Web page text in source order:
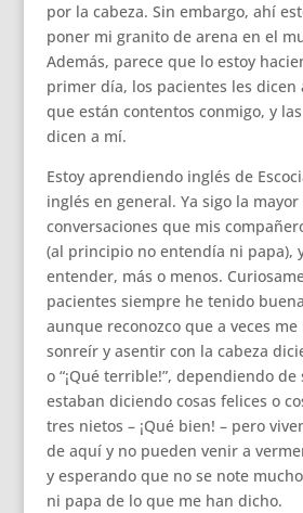
por la cabeza. Sin embargo, ahí
poner mi granito de arena en el
Además, parece que lo estoy
primer día, los pacientes les dicen
que están contentos conmigo, y
dicen a mí.
Estoy aprendiendo inglés de
inglés en general. Ya sigo la
conversaciones que mis
(al principio no entendía ni papa),
entender, más o menos.
pacientes siempre he tenido
aunque reconozco que a veces
sonreír y asentir con la cabeza
o “¡Qué terrible!”, dependiendo
estaban diciendo cosas felices o
tres nietos – ¡Qué bien! – pero
de aquí y no pueden venir a
y esperando que no se note
ni papa de lo que me han dicho.